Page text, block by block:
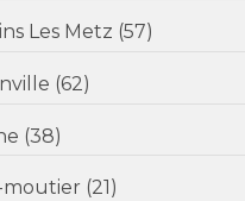
- Moulins Les Metz (57)
Annie D. (72 ans) - Beaurainville (62)
(38)
Hayrin K. (38 ans) - Villy-le-moutier (21)